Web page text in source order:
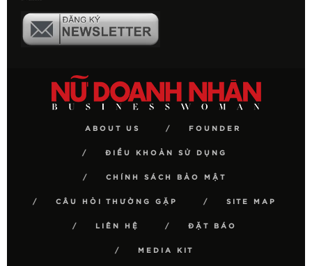
ABOUT US FOUNDER
ĐIỀU KHOẢN SỬ DỤNG
CHÍNH SÁCH BẢO MẬT
CÂU HỎI THƯỜNG GẶP SITE MAP
LIÊN HỆ ĐẶT BÁO
MEDIA KIT